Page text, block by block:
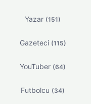
Yazar (151)
Gazeteci (115)
YouTuber (64)
Futbolcu (34)